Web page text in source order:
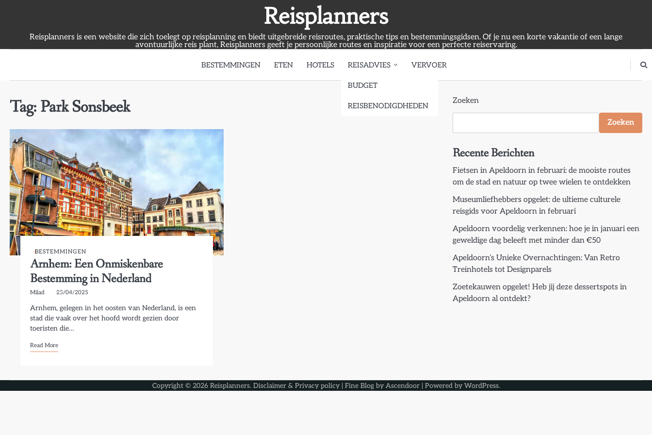
Reisplanners
Reisplanners is een website die zich toelegt op reisplanning en biedt uitgebreide reisroutes, praktische tips en bestemmingsgidsen. Of je nu een korte vakantie of een lange
avontuurlijke reis plant, Reisplanners geeft je persoonlijke routes en inspiratie voor een perfecte reiservaring.
BESTEMMINGEN ETEN HOTELS REISADVIES
BUDGET
REISBENODIGDHEDEN
VERVOER
Tag: Park Sonsbeek
BESTEMMINGEN
Arnhem: Een Onmiskenbare
Bestemming in Nederland
Milad 25/04/2025
Arnhem, gelegen in het oosten van Nederland, is een
stad die vaak over het hoofd wordt gezien door
toeristen die…
Read More
Zoeken
Zoeken
Recente Berichten
Fietsen in Apeldoorn in februari: de mooiste routes
om de stad en natuur op twee wielen te ontdekken
Museumliefhebbers opgelet: de ultieme culturele
reisgids voor Apeldoorn in februari
Apeldoorn voordelig verkennen: hoe je in januari een
geweldige dag beleeft met minder dan €50
Apeldoorn’s Unieke Overnachtingen: Van Retro
Treinhotels tot Designparels
Zoetekauwen opgelet! Heb jij deze dessertspots in
Apeldoorn al ontdekt?
Copyright © 2026 Reisplanners. Disclaimer & Privacy policy| Fine Blog by Ascendoor| Powered by WordPress.